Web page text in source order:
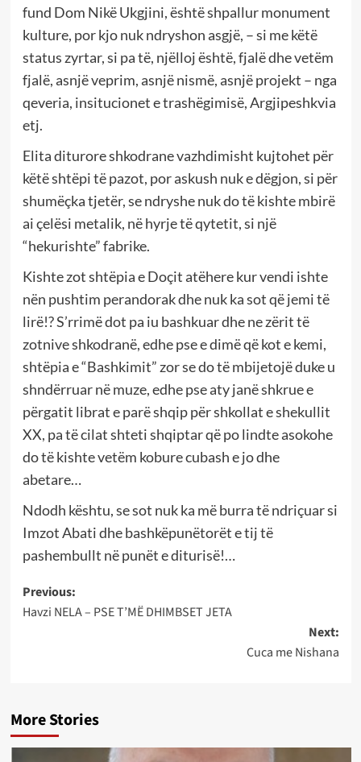
fund Dom Nikë Ukgjini, është shpallur monument
kulture, por kjo nuk ndryshon asgjë, – si me këtë
status zyrtar, si pa të, njëlloj është, fjalë dhe vetëm
fjalë, asnjë veprim, asnjë nismë, asnjë projekt – nga
qeveria, insitucionet e trashëgimisë, Argjipeshkvia
etj.
Elita diturore shkodrane vazhdimisht kujtohet për
këtë shtëpi të pazot, por askush nuk e dëgjon, si për
shumëçka tjetër, se ndryshe nuk do të kishte mbirë
ai çelësi metalik, në hyrje të qytetit, si një
“hekurishte” fabrike.
Kishte zot shtëpia e Doçit atëhere kur vendi ishte
nën pushtim perandorak dhe nuk ka sot që jemi të
lirë!? S’rrimë dot pa iu bashkuar dhe ne zërit të
zotnive shkodranë, edhe pse e dimë që kot e kemi,
shtëpia e “Bashkimit” zor se do të mbijetojë duke u
shndërruar në muze, edhe pse aty janë shkrue e
përgatit librat e parë shqip për shkollat e shekullit
XX, pa të cilat shteti shqiptar që po lindte asokohe
do të kishte vetëm kobure cubash e jo dhe
abetare…
Ndodh kështu, se sot nuk ka më burra të ndriçuar si
Imzot Abati dhe bashkëpunëtorët e tij të
pashembullt në punët e diturisë!…
Post
navigation
Previous:
Havzi NELA – PSE T’MË DHIMBSET JETA
Next:
Cuca me Nishana
More Stories